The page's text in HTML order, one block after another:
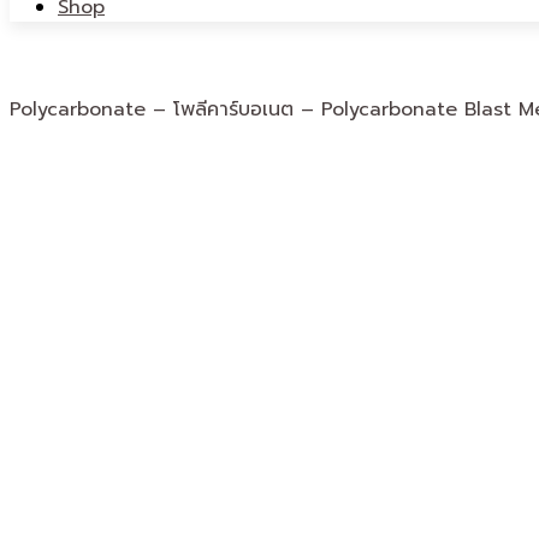
Shop
Polycarbonate – โพลีคาร์บอเนต – Polycarbonate Blast